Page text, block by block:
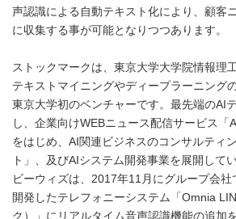
声認識による自動テキスト化により、顧客
に収集する事が可能となりつつあります。
ストックマークは、東京大学大学院情報理
テキストマイニングやディープラーニング
東京大学初のベンチャーです。最先端のAI
し、企業向けWEBニュース配信サービス「
をはじめ、AI関連ビジネスのコンサルティ
ト」、及びAIシステム開発事業を展開してい
ビーウィズは、2017年11月にグループ会
開発したテレフォニーシステム「Omnia
ク）」にリアルタイム音声認識機能の追加